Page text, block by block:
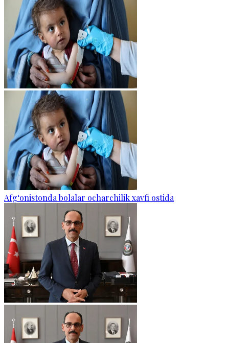
Afg‘onistonda bolalar ocharchilik xavfi ostida